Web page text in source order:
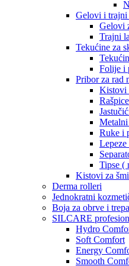
Gelovi i
Gelovi
Trajni
Tekućine za
Folije i
Pribor za rad
Kistovi
Metalni
Ruke i
Lepeze
Tipse (
Kistovi za
Derma rolleri
Jednokratni
Boja za obrve i
SILCARE
Hydro
Soft Comfort
Energy
Smooth